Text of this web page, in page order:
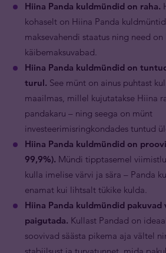
Hiina Panda kuldmündid on raha.
kohaselt on Hiina Panda
maksevahendi staatus ning need on
käibemaksuvabad.
Hiina Panda kuldmündid on
turul. See münt on ainus puhtast
maailmas, millel kujutatakse Hiina
pandakaru – ning seega on münt
investeerimisringkondades tuntud
Hiina Panda kuldmündid on
99,9%). Mündi tipptasemel
kulla imelise värvi ja sära – Panda
enamat kui lihtsalt tükike kulda.
Hiina Panda kuldmündid pakuvad
paigutada. Kullast Pandad on
soovivad säästa pikema aja vältel